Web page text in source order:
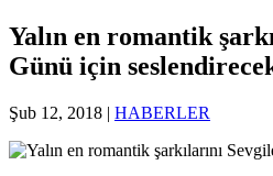
Yalın en romantik
Günü için
Şub 12, 2018 | HABERLER